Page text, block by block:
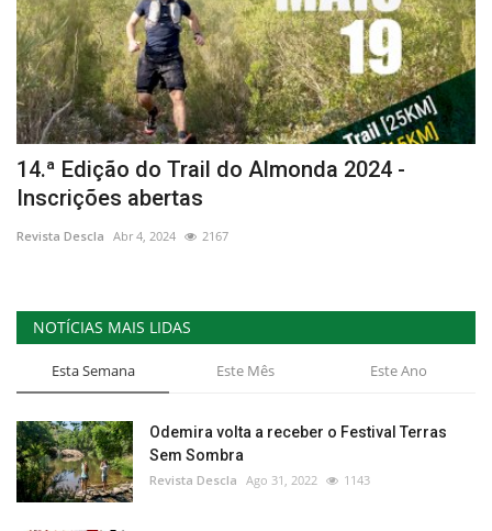
Cultura
Lazer
Ambiente
14.ª Edição do Trail do Almonda 2024 -
Inscrições abertas
Revista Descla Abr 4, 2024 2167
NOTÍCIAS MAIS LIDAS
Esta Semana Este Mês Este Ano
Odemira volta a receber o Festival Terras
Sem Sombra
Revista Descla Ago 31, 2022 1143